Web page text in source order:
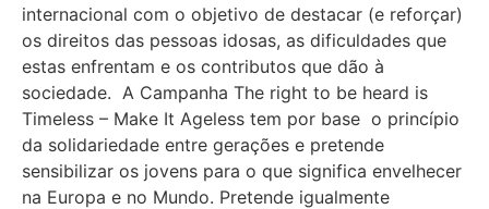
internacional com o objetivo de destacar (e reforçar)
os direitos das pessoas idosas, as dificuldades que
estas enfrentam e os contributos que dão à
sociedade. A Campanha The right to be heard is
Timeless – Make It Ageless tem por base o princípio
da solidariedade entre gerações e pretende
sensibilizar os jovens para o que significa envelhecer
na Europa e no Mundo. Pretende igualmente